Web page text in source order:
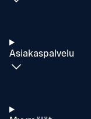
Asiakaspalvelu